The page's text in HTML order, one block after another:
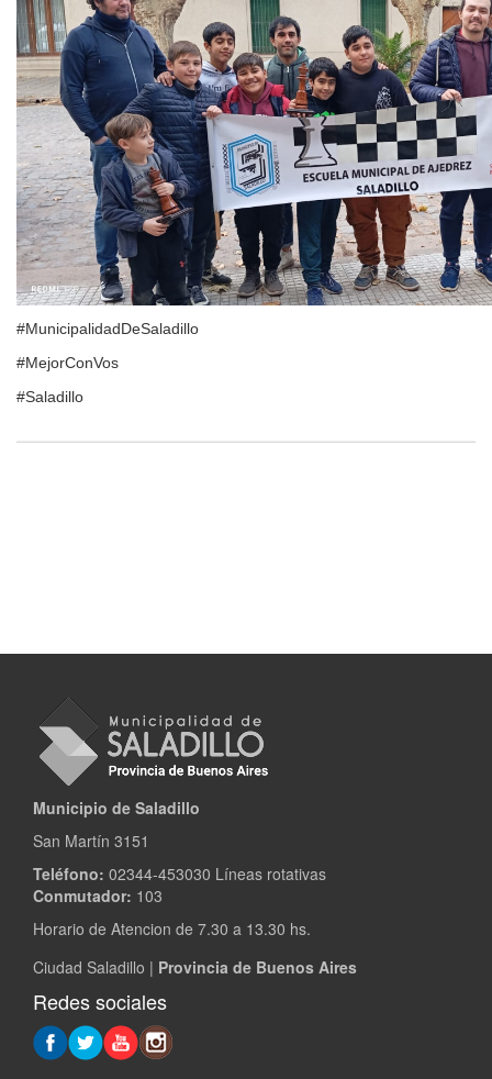
#MunicipalidadDeSaladillo
#MejorConVos
#Saladillo
Municipio de Saladillo
San Martín 3151
Teléfono: 02344-453030 Líneas rotativas
Conmutador: 103
Horario de Atencion de 7.30 a 13.30 hs.
Ciudad Saladillo | Provincia de Buenos Aires
Redes sociales